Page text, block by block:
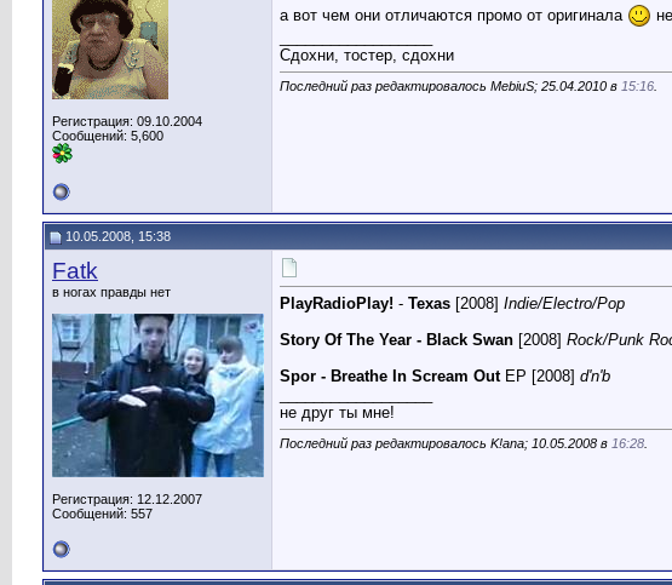
Регистрация: 09.10.2004
Сообщений: 5,600
а вот чем они отличаются промо от оригинала
Сдохни, тостер, сдохни
Последний раз редактировалось MebiuS; 25.04.2010 в 15:16
10.05.2008, 15:38
Fatk
в ногах правды нет
Регистрация: 12.12.2007
Сообщений: 557
PlayRadioPlay! - Texas [2008] Indie/Electro/Pop
Story Of The Year - Black Swan [2008] Rock/Punk
Spor - Breathe In Scream OutEP [2008] d'n'b
не друг ты мне!
Последний раз редактировалось K!ana; 10.05.2008 в 16:28